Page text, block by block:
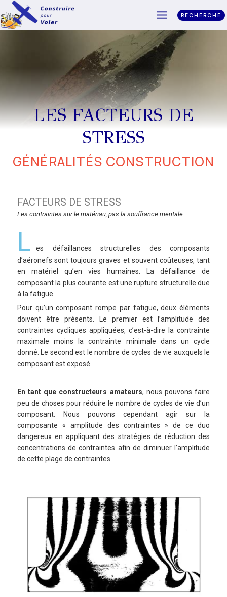
RECHERCHE
LES FACTEURS DE
STRESS
GÉNÉRALITÉS CONSTRUCTION
FACTEURS DE STRESS
Les contraintes sur le matériau, pas la souffrance mentale…
L
es défaillances structurelles des composants
d’aéronefs sont toujours graves et souvent coûteuses, tant
en matériel qu’en vies humaines. La défaillance de
composant la plus courante est une rupture structurelle due
à la fatigue.
Pour qu’un composant rompe par fatigue, deux éléments
doivent être présents. Le premier est l’amplitude des
contraintes cycliques appliquées, c’est-à-dire la contrainte
maximale moins la contrainte minimale dans un cycle
donné. Le second est le nombre de cycles de vie auxquels le
composant est exposé.
En tant que constructeurs amateurs, nous pouvons faire
peu de choses pour réduire le nombre de cycles de vie d’un
composant. Nous pouvons cependant agir sur la
composante « amplitude des contraintes » de ce duo
dangereux en appliquant des stratégies de réduction des
concentrations de contraintes afin de diminuer l’amplitude
de cette plage de contraintes.